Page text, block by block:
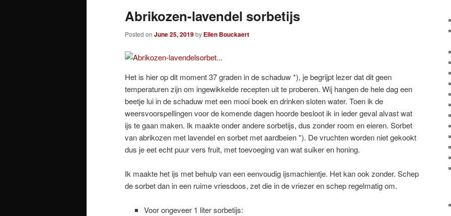
Abrikozen-lavendel sorbetijs
Posted on June 25, 2019by Ellen Bouckaert
Het is hier op dit moment 37 graden in de schaduw *), je begrijpt lezer dat dit geen
temperaturen zijn om ingewikkelde recepten uit te proberen. Wij hangen de hele dag een
beetje lui in de schaduw met een mooi boek en drinken sloten water. Toen ik de
weersvoorspellingen voor de komende dagen hoorde besloot ik in ieder geval alvast wat
ijs te gaan maken. Ik maakte onder andere sorbetijs, dus zonder room en eieren. Sorbet
van abrikozen met lavendel en sorbet met aardbeien *). De vruchten worden niet gekookt
dus je eet echt puur vers fruit, met toevoeging van wat suiker en honing.
Ik maakte het ijs met behulp van een eenvoudig ijsmachientje. Het kan ook zonder. Schep
de sorbet dan in een ruime vriesdoos, zet die in de vriezer en schep regelmatig om.
Voor ongeveer 1 liter sorbetijs: